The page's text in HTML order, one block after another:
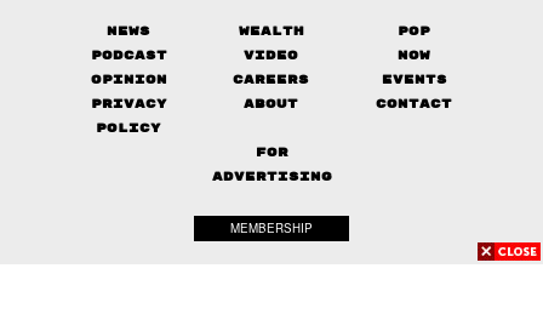
News Wealth
Pop
Podcast
Video
Now
Opinion
Careers
Events
Privacy
Policy
About Contact
FOR
ADVERTISING
MEMBERSHIP